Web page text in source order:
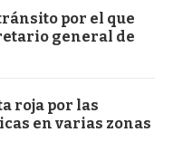
por el que
general de
roja por las
en varias zonas